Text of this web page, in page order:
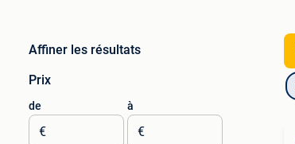
Affiner les résultats
Prix
de
€
à
€